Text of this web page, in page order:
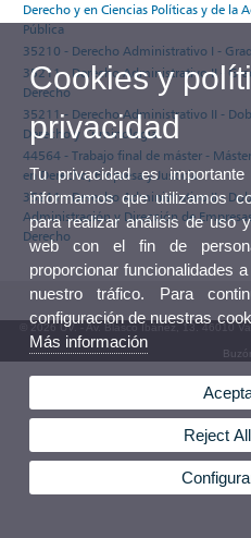
Derecho y en Ciencias Políticas y de la
Pública
35210 - Derecho Administrativo I -
35211 - Derecho Administrativo II -
Derecho
35211 - Derecho Administrativo II -
Derecho y Criminología
44564 - Trabajo final de máster -
en Derecho, Empresa y Justicia
35211 - Derecho Administrativo II -
Administración y Dirección de
Derecho
© 2026 UV. - Av. Blasco Ibáñez, 13. 46010
Cookies y
privacidad
Tu privacidad es
informamos que utilizamos
para realizar análisis de uso
web con el fin de
proporcionar funcionalidades
nuestro tráfico. Para
configuración de nuestras
Más información
Reject